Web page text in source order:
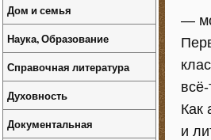
—
Как
и
Дом и семья
Наука, Образование
Справочная литература
Духовность
Документальная